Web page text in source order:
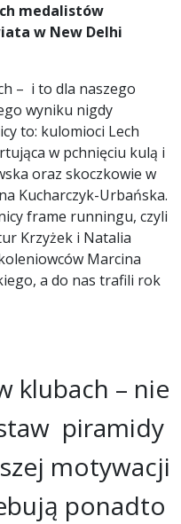
medalistów
w New Delhi
– i to dla naszego
wyniku nigdy
to: kulomioci Lech
w pchnięciu kulą i
oraz skoczkowie w
Kucharczyk-Urbańska.
frame runningu, czyli
Krzyżek i Natalia
Marcina
a do nas trafili rok
klubach – nie
piramidy
motywacji
ponadto